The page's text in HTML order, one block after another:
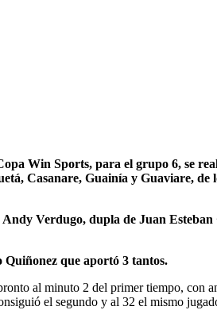
Win Sports, para el grupo 6, se
Casanare, Guainía y Guaviare,
Verdugo, dupla de Juan
que aportó 3 tantos.
al minuto 2 del primer tiempo,
el segundo y al 32 el mismo